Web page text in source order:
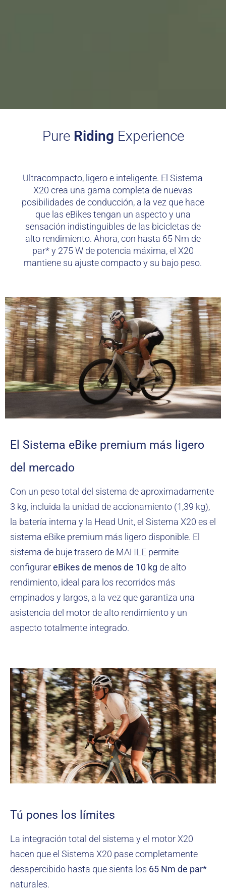
Pure Riding Experience
Ultracompacto, ligero e inteligente. El Sistema
X20 crea una gama completa de nuevas
posibilidades de conducción, a la vez que hace
que las eBikes tengan un aspecto y una
sensación indistinguibles de las bicicletas de
alto rendimiento. Ahora, con hasta 65 Nm de
par* y 275 W de potencia máxima, el X20
mantiene su ajuste compacto y su bajo peso.
El Sistema eBike premium más ligero
del mercado
Con un peso total del sistema de aproximadamente
3 kg, incluida la unidad de accionamiento (1,39 kg),
la batería interna y la Head Unit, el Sistema X20 es el
sistema eBike premium más ligero disponible. El
sistema de buje trasero de MAHLE permite
configurareBikesde menos de 10 kg de alto
rendimiento, ideal para los recorridos más
empinados y largos, a la vez que garantiza una
asistencia del motor de alto rendimiento y un
aspecto totalmente integrado.
Tú pones los límites
La integración total del sistema y el motor X20
hacen que el Sistema X20 pase completamente
desapercibido hasta que sienta los 65 Nm de par*
naturales.